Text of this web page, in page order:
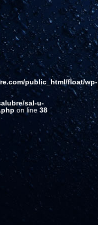
public_html/float/wp-
sal-u-
on line 38